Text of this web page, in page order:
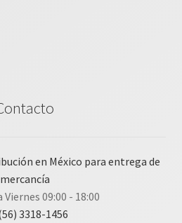
en México para entrega de
mercancía
Viernes 09:00 - 18:00
3318-1456